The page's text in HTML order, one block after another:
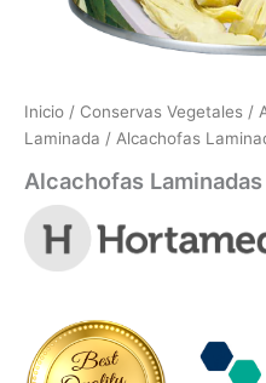
Inicio / Conservas Vegetales /
Laminada / Alcachofas
Alcachofas